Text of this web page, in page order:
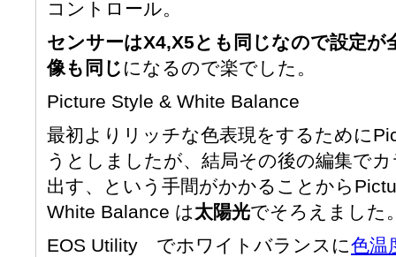
コントロール。
センサーはX4,X5とも同じなので設定
像も同じ になるので楽でした。
Picture Style & White Balance
最初よりリッチな色表現をするために
うとしましたが、結局その後の編集で
出す、という手間がかかることから
White Balance は太陽光でそろえました
EOS Utility でホワイトバランスに色温